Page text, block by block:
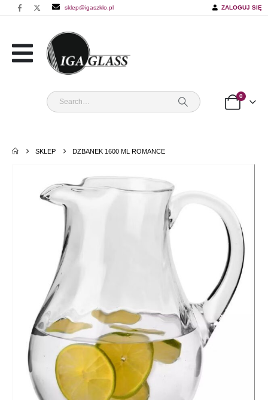
sklep@igaszklo.pl ZALOGUJ SIĘ
0
SKLEP DZBANEK 1600 ML ROMANCE